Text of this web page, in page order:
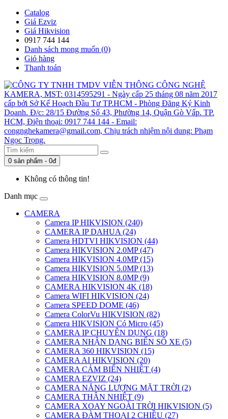
Catalog
Giá Ezviz
Giá Hikvision
0917 744 144
Danh sách mong muốn (0)
Giỏ hàng
Thanh toán
0 sản phẩm - 0đ
Không có thông tin!
Danh mục
CAMERA
Camera IP HIKVISION (240)
CAMERA IP DAHUA (24)
Camera HDTVI HIKVISION (44)
Camera HIKVISION 2.0MP (47)
Camera HIKVISION 4.0MP (15)
Camera HIKVISION 5.0MP (13)
Camera HIKVISION 8.0MP (9)
CAMERA HIKVISION 4K (18)
Camera WIFI HIKVISION (24)
Camera SPEED DOME (46)
Camera ColorVu HIKVISION (82)
Camera HIKVISION Có Micro (45)
CAMERA IP CHUYÊN DỤNG (18)
CAMERA NHẬN DẠNG BIỂN SỐ XE (5)
CAMERA 360 HIKVISION (15)
CAMERA AI HIKVISION (20)
CAMERA CẢM BIẾN NHIỆT (4)
CAMERA EZVIZ (24)
CAMERA NĂNG LƯỢNG MẶT TRỜI (2)
CAMERA THÂN NHIỆT (9)
CAMERA XOAY NGOÀI TRỜI HIKVISION (5)
CAMERA ĐÀM THOẠI 2 CHIỀU (27)